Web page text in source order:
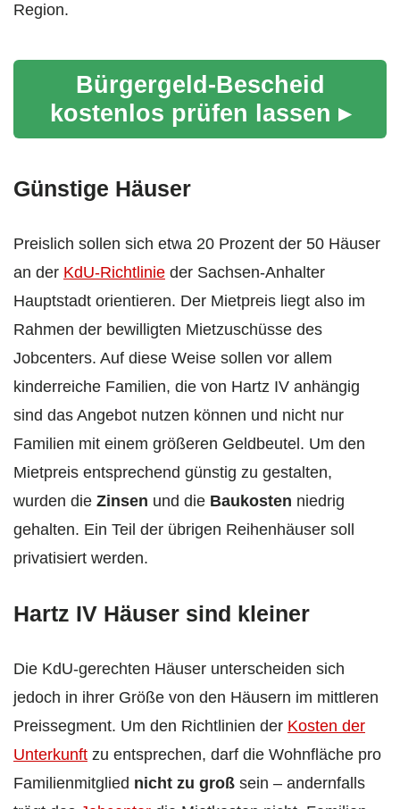
Region.
Bürgergeld-Bescheid
kostenlos prüfen lassen ▸
Günstige Häuser
Preislich sollen sich etwa 20 Prozent der 50 Häuser
an der KdU-Richtlinie der Sachsen-Anhalter
Hauptstadt orientieren. Der Mietpreis liegt also im
Rahmen der bewilligten Mietzuschüsse des
Jobcenters. Auf diese Weise sollen vor allem
kinderreiche Familien, die von Hartz IV anhängig
sind das Angebot nutzen können und nicht nur
Familien mit einem größeren Geldbeutel. Um den
Mietpreis entsprechend günstig zu gestalten,
wurden die Zinsen und die Baukosten niedrig
gehalten. Ein Teil der übrigen Reihenhäuser soll
privatisiert werden.
Hartz IV Häuser sind kleiner
Die KdU-gerechten Häuser unterscheiden sich
jedoch in ihrer Größe von den Häusern im mittleren
Preissegment. Um den Richtlinien der Kosten der
Unterkunft zu entsprechen, darf die Wohnfläche pro
Familienmitglied nicht zu groß sein – andernfalls